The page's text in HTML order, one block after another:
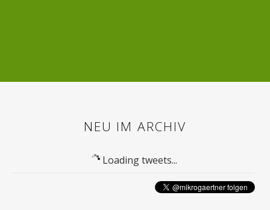
NEU IM ARCHIV
Loading tweets...